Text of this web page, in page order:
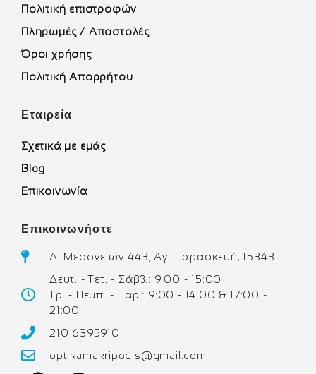
Πολιτική επιστροφών
Πληρωμές / Αποστολές
Όροι χρήσης
Πολιτική Απορρήτου
Εταιρεία
Σχετικά με εμάς
Blog
Επικοινωνία
Επικοινωνήστε
Λ. Μεσογείων 443, Αγ. Παρασκευή, 15343
Δευτ. - Τετ. - Σάββ.: 9:00 - 15:00
Τρ. - Πεμπ. - Παρ.: 9:00 - 14:00 & 17:00 -
21:00
210 6395910
optikamakripodis@gmail.com